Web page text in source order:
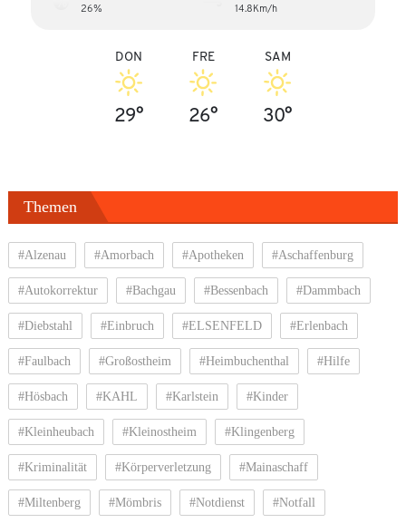
26% 14.8Km/h
DON
29°
FRE
26°
SAM
30°
Themen
#Alzenau #Amorbach #Apotheken #Aschaffenburg
#Autokorrektur #Bachgau #Bessenbach #Dammbach
#Diebstahl #Einbruch #ELSENFELD #Erlenbach
#Faulbach #Großostheim #Heimbuchenthal #Hilfe
#Hösbach #KAHL #Karlstein #Kinder
#Kleinheubach #Kleinostheim #Klingenberg
#Kriminalität #Körperverletzung #Mainaschaff
#Miltenberg #Mömbris #Notdienst #Notfall